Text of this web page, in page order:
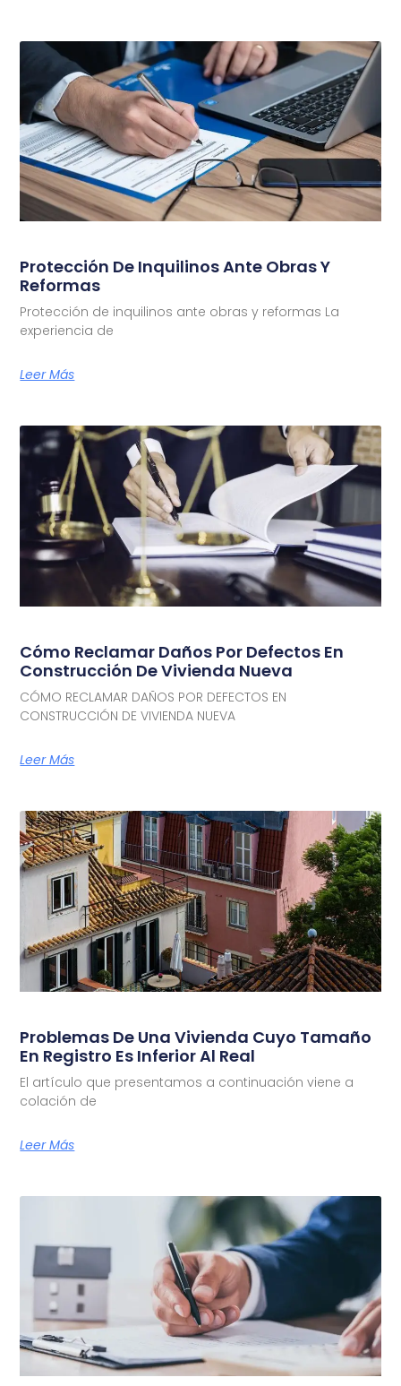
Protección De Inquilinos Ante Obras Y
Reformas
Protección de inquilinos ante obras y reformas La
experiencia de
Leer Más
Cómo Reclamar Daños Por Defectos En
Construcción De Vivienda Nueva
CÓMO RECLAMAR DAÑOS POR DEFECTOS EN
CONSTRUCCIÓN DE VIVIENDA NUEVA
Leer Más
Problemas De Una Vivienda Cuyo Tamaño
En Registro Es Inferior Al Real
El artículo que presentamos a continuación viene a
colación de
Leer Más